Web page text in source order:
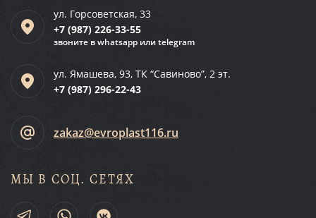
ул. Горсоветская, 33
+7 (987) 226-33-55
звоните в whatsapp или telegram
ул. Ямашева, 93, ТК “Савиново”, 2 эт.
+7 (987) 296-22-43
zakaz@evroplast116.ru
МЫ В СОЦ. СЕТЯХ